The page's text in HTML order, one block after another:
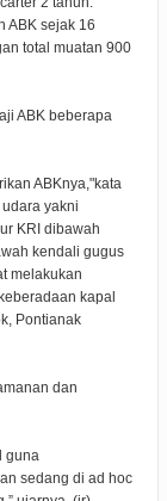
ABK sejak 16
total muatan 900
ABK beberapa
ABKnya,"kata
yakni
KRI dibawah
kendali gugus
melakukan
kapal
Pontianak
dan
guna
sedang di ad hoc